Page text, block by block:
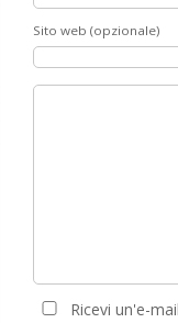
Sito web (opzionale)
Ricevi un'e-